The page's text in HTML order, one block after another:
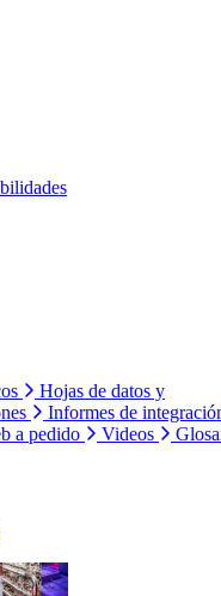
Hojas de datos y
Informes de
a pedido Videos